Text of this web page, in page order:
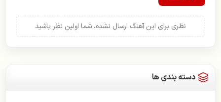
نظری برای این آهنگ ارسال نشده، شما اولین نظر باشید
دسته بندی ها